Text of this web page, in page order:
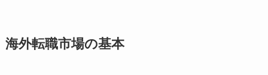
海外転職市場の基本